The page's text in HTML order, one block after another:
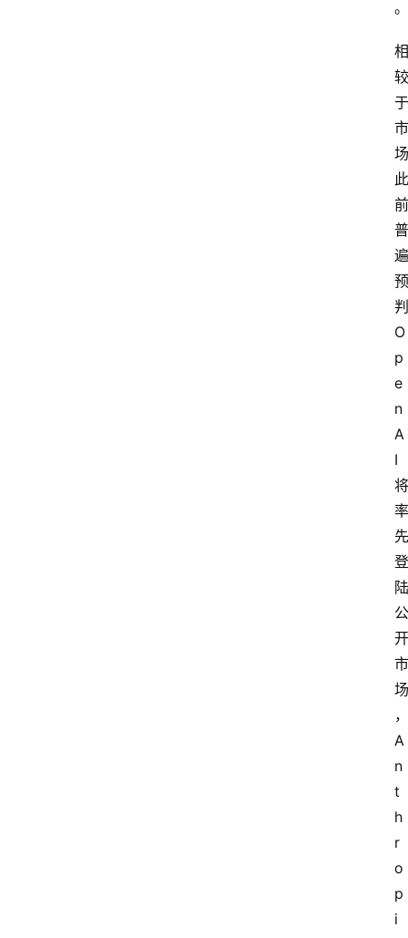
。
相
较
于
市
场
此
前
普
遍
预
判
O
p
e
n
A
I
将
率
先
登
陆
公
开
市
场
，
A
n
t
h
r
o
p
i